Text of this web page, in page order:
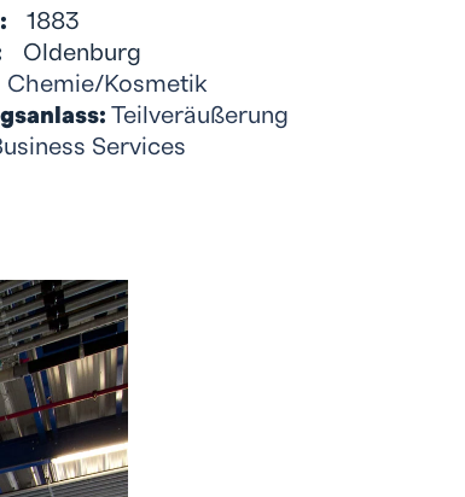
1883
Oldenburg
Chemie/Kosmetik
Teilveräußerung
Services